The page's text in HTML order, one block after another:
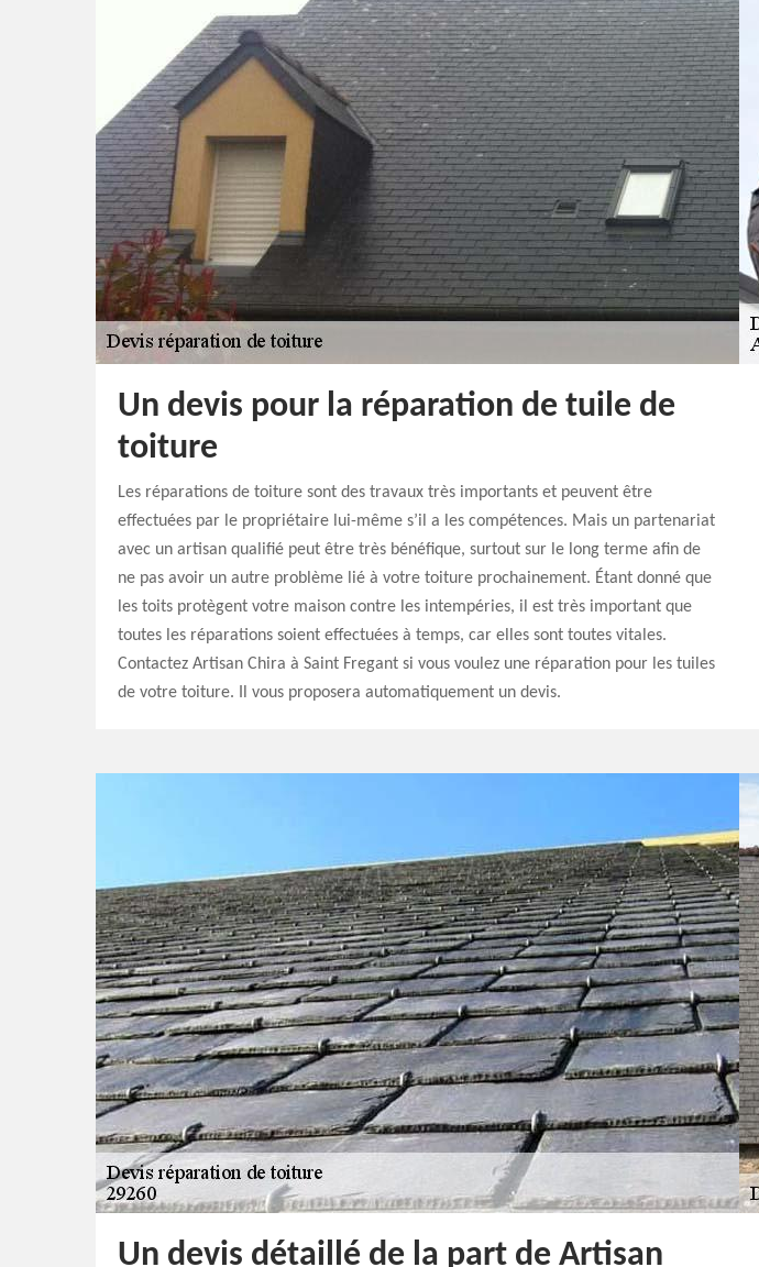
Un devis pour la réparation de tuile de
toiture
Les réparations de toiture sont des travaux très importants et peuvent être
effectuées par le propriétaire lui-même s’il a les compétences. Mais un partenariat
avec un artisan qualifié peut être très bénéfique, surtout sur le long terme afin de
ne pas avoir un autre problème lié à votre toiture prochainement. Étant donné que
les toits protègent votre maison contre les intempéries, il est très important que
toutes les réparations soient effectuées à temps, car elles sont toutes vitales.
Contactez Artisan Chira à Saint Fregant si vous voulez une réparation pour les tuiles
de votre toiture. Il vous proposera automatiquement un devis.
Un devis détaillé de la part de Artisan